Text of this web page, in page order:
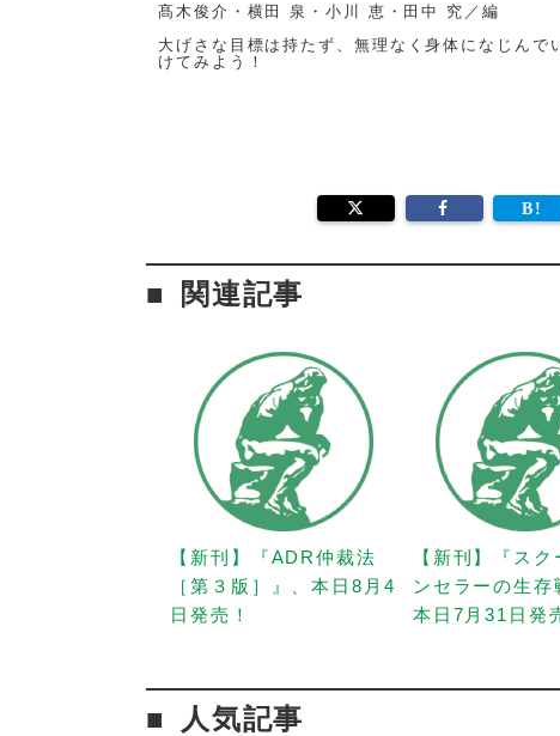
髙木俊介・横田 泉・小川 恵・田中 究／編
大げさな目標は持たず、無理なく身体になじん
けてみよう！
関連記事
【新刊】『ADR仲裁法
［第３版］』、本日8月4
日発売！
【新刊】『スク
ンセラーの生存
本日7月31日発
人気記事